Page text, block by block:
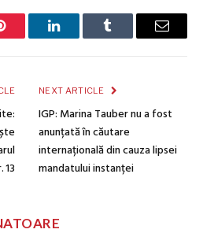
LinkedInTumblr Email
13
NEXT ARTICLE
IGP: Marina Tauber nu a fost
anunțată în căutare
internațională din cauza lipsei
mandatului instanței